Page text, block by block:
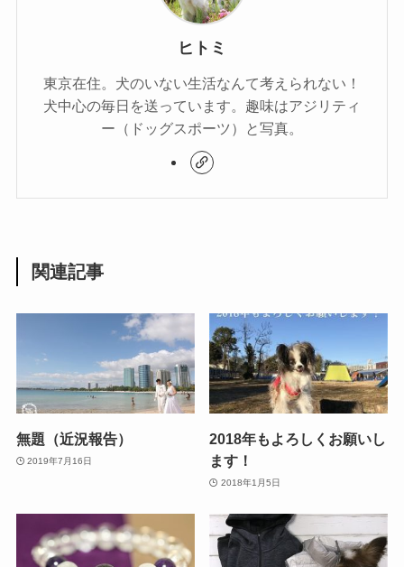
ヒトミ
東京在住。犬のいない生活なんて考えられない！
犬中心の毎日を送っています。趣味はアジリティ
ー（ドッグスポーツ）と写真。
関連記事
無題（近況報告）
2019年7月16日
2018年もよろしくお願いし
ます！
2018年1月5日